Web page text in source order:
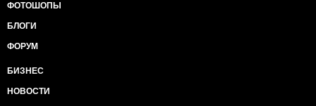
ФОТОШОПЫ
БЛОГИ
ФОРУМ
БИЗНЕС
НОВОСТИ